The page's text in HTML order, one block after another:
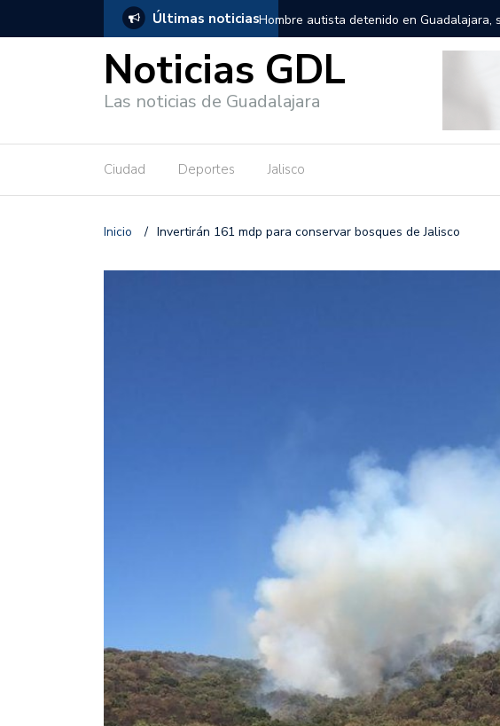
Últimas noticias
salió de los separos sin lesiones graves Títeres gigantes recorrerán las calles de
Noticias GDL
Las noticias de Guadalajara
Ciudad Deportes Jalisco
Inicio / Invertirán 161 mdp para conservar bosques de Jalisco